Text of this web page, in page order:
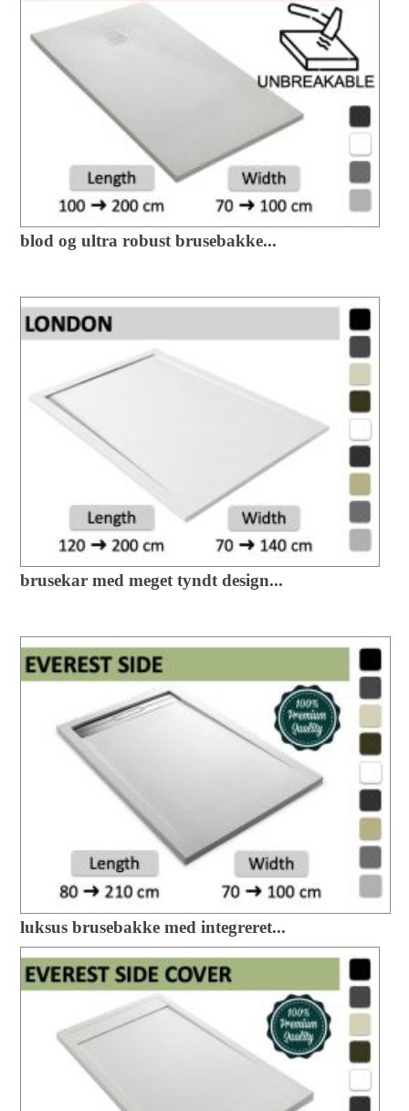
blod og ultra robust brusebakke...
brusekar med meget tyndt design...
luksus brusebakke med integreret...